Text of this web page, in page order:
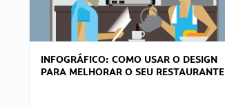
INFOGRÁFICO: COMO USAR O DESIGN
PARA MELHORAR O SEU RESTAURANTE